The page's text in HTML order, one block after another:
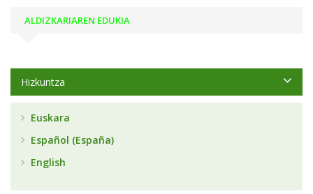
ALDIZKARIAREN EDUKIA
Hizkuntza
Euskara
Español (España)
English